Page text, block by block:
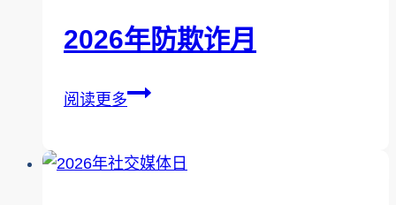
的
互
网
2026年防欺诈月
阅读更多2026
欺